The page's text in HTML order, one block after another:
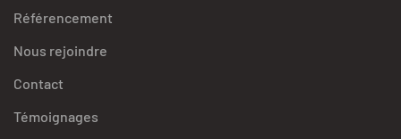
Référencement
Nous rejoindre
Contact
Témoignages